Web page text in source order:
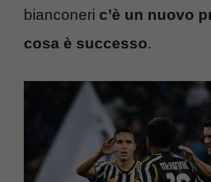
bianconeri c’è un nuovo
cosa è successo.